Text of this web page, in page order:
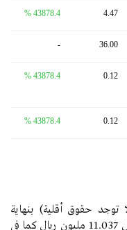
4.47
43878.4 %
36.00
-
0.12
43878.4 %
0.12
43878.4 %
توجد حقوق أقلية) بنهاية
الفترة قد بلغت 30.888 مليون ريال، مقابل 11.037 مليون ريال كما في